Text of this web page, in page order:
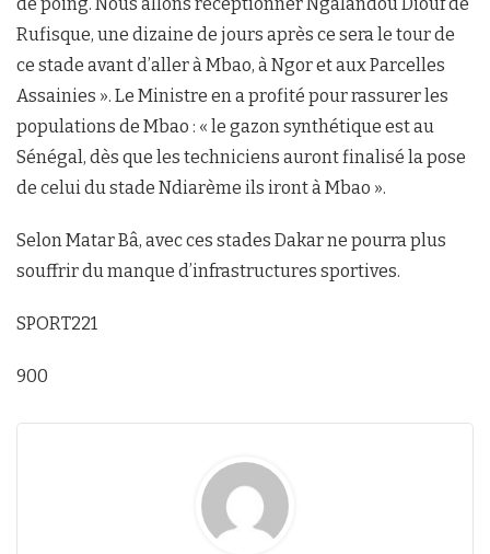
Rufisque, une dizaine de jours après ce sera le tour de
ce stade avant d’aller à Mbao, à Ngor et aux Parcelles
Assainies ». Le Ministre en a profité pour rassurer les
populations de Mbao : « le gazon synthétique est au
Sénégal, dès que les techniciens auront finalisé la pose
de celui du stade Ndiarème ils iront à Mbao ».
Selon Matar Bâ, avec ces stades Dakar ne pourra plus
souffrir du manque d’infrastructures sportives.
SPORT221
900